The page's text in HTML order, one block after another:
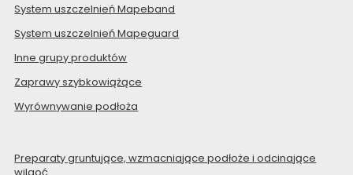
System uszczelnień Mapeband
System uszczelnień Mapeguard
Inne grupy produktów
Zaprawy szybkowiążące
Wyrównywanie podłoża
Preparaty gruntujące, wzmacniające podłoże i odcinające